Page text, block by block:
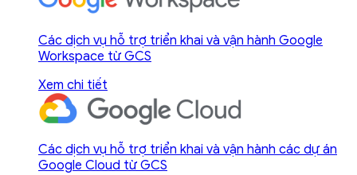
Các dịch vụ hỗ trợ triển khai và vận hành Google
Workspace từ GCS
Xem chi tiết
Các dịch vụ hỗ trợ triển khai và vận hành các dự án
Google Cloud từ GCS